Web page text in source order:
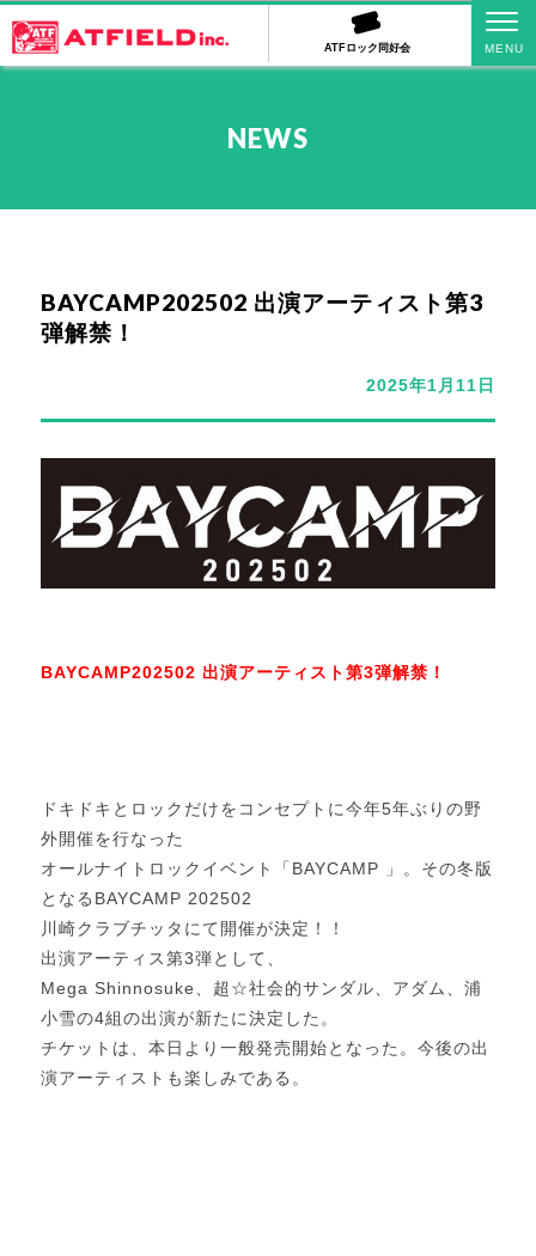
ATFロック同好会
NEWS
BAYCAMP202502 出演アーティスト第3
弾解禁！
2025年1月11日
BAYCAMP202502 出演アーティスト第3弾解禁！
ドキドキとロックだけをコンセプトに今年5年ぶりの野
外開催を行なった
オールナイトロックイベント「BAYCAMP 」。その冬版
となるBAYCAMP 202502
川崎クラブチッタにて開催が決定！！
出演アーティス第3弾として、
Mega Shinnosuke、超☆社会的サンダル、アダム、浦
小雪の4組の出演が新たに決定した。
チケットは、本日より一般発売開始となった。今後の出
演アーティストも楽しみである。